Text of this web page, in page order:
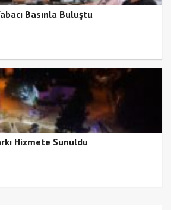
Basınla Buluştu
Hizmete Sunuldu